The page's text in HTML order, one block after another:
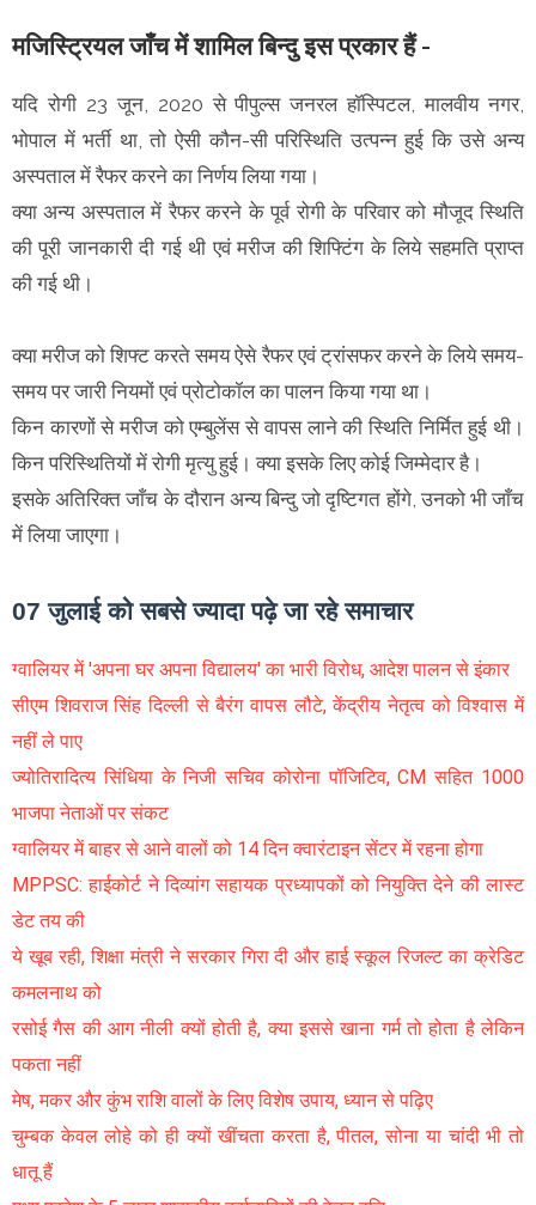
मजिस्ट्रियल जाँच में शामिल बिन्दु इस प्रकार हैं -
यदि रोगी 23 जून, 2020 से पीपुल्स जनरल हॉस्पिटल, मालवीय नगर,
भोपाल में भर्ती था, तो ऐसी कौन-सी परिस्थिति उत्पन्न हुई कि उसे अन्य
अस्पताल में रैफर करने का निर्णय लिया गया।
क्या अन्य अस्पताल में रैफर करने के पूर्व रोगी के परिवार को मौजूद स्थिति
की पूरी जानकारी दी गई थी एवं मरीज की शिफ्टिंग के लिये सहमति प्राप्त
की गई थी।
क्या मरीज को शिफ्ट करते समय ऐसे रैफर एवं ट्रांसफर करने के लिये समय-
समय पर जारी नियमों एवं प्रोटोकॉल का पालन किया गया था।
किन कारणों से मरीज को एम्बुलेंस से वापस लाने की स्थिति निर्मित हुई थी।
किन परिस्थितियों में रोगी मृत्यु हुई। क्या इसके लिए कोई जिम्मेदार है।
इसके अतिरिक्त जाँच के दौरान अन्य बिन्दु जो दृष्टिगत होंगे, उनको भी जाँच
में लिया जाएगा।
07 जुलाई को सबसे ज्यादा पढ़े जा रहे समाचार
ग्वालियर में 'अपना घर अपना विद्यालय' का भारी विरोध, आदेश पालन से इंकार
सीएम शिवराज सिंह दिल्ली से बैरंग वापस लौटे, केंद्रीय नेतृत्व को विश्वास में
नहीं ले पाए
ज्योतिरादित्य सिंधिया के निजी सचिव कोरोना पॉजिटिव, CM सहित 1000
भाजपा नेताओं पर संकट
ग्वालियर में बाहर से आने वालों को 14 दिन क्वारंटाइन सेंटर में रहना होगा
MPPSC: हाईकोर्ट ने दिव्यांग सहायक प्रध्यापकों को नियुक्ति देने की लास्ट
डेट तय की
ये खूब रही, शिक्षा मंत्री ने सरकार गिरा दी और हाई स्कूल रिजल्ट का क्रेडिट
कमलनाथ को
रसोई गैस की आग नीली क्यों होती है, क्या इससे खाना गर्म तो होता है लेकिन
पकता नहीं
मेष, मकर और कुंभ राशि वालों के लिए विशेष उपाय, ध्यान से पढ़िए
चुम्बक केवल लोहे को ही क्यों खींचता करता है, पीतल, सोना या चांदी भी तो
धातू हैं